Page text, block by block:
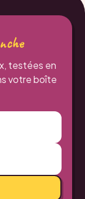
testées en
votre boîte